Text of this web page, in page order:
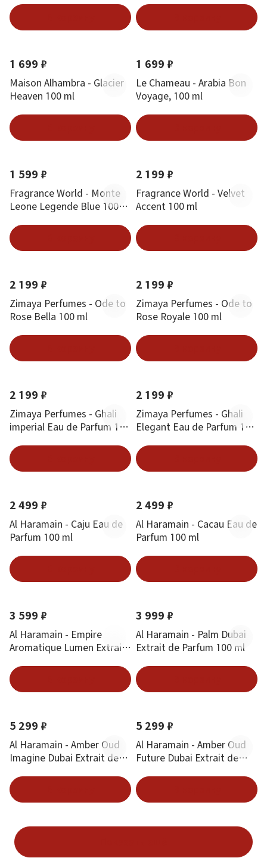
Новинка Хит
1 699 ₽
Maison Alhambra - Glacier
Heaven 100 ml
Новинка
1 699 ₽
Le Chameau - Arabia Bon
Voyage, 100 ml
Новинка Хит
1 599 ₽
Fragrance World - Monte
Leone Legende Blue 100
Новинка Хит
2 199 ₽
Fragrance World - Velvet
Accent 100 ml
Новинка Хит
2 199 ₽
Zimaya Perfumes - Ode to
Rose Bella 100 ml
Новинка Хит
2 199 ₽
Zimaya Perfumes - Ode to
Rose Royale 100 ml
Новинка Хит
2 199 ₽
Zimaya Perfumes - Ghali
imperial Eau de Parfum 100
Новинка Хит
2 199 ₽
Zimaya Perfumes - Ghali
Elegant Eau de Parfum 100
Новинка
2 499 ₽
Al Haramain - Caju Eau de
Parfum 100 ml
Новинка
2 499 ₽
Al Haramain - Cacau Eau de
Parfum 100 ml
Новинка
3 599 ₽
Al Haramain - Empire
Aromatique Lumen Extrait
Новинка
3 999 ₽
Al Haramain - Palm Dubai
Extrait de Parfum 100 ml
Новинка
5 299 ₽
Al Haramain - Amber Oud
Imagine Dubai Extrait de
Новинка
5 299 ₽
Al Haramain - Amber Oud
Future Dubai Extrait de